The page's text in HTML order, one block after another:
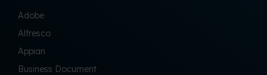
Adobe
Alfresco
Appian
Business Document